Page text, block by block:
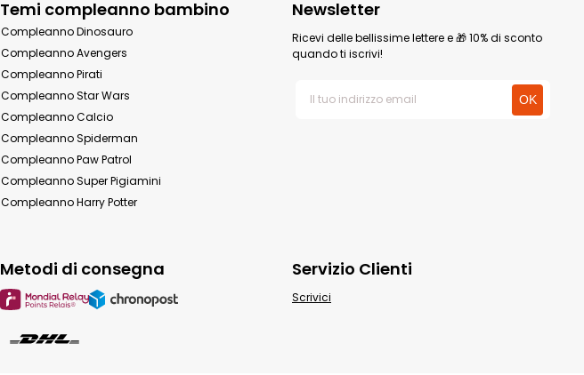
Temi compleanno bambino
Compleanno Dinosauro
Compleanno Avengers
Compleanno Pirati
Compleanno Star Wars
Compleanno Calcio
Compleanno Spiderman
Compleanno Paw Patrol
Compleanno Super Pigiamini
Compleanno Harry Potter
Newsletter
Ricevi delle bellissime lettere e 🎁 10% di sconto
quando ti iscrivi!
Metodi di consegna Servizio Clienti
Scrivici